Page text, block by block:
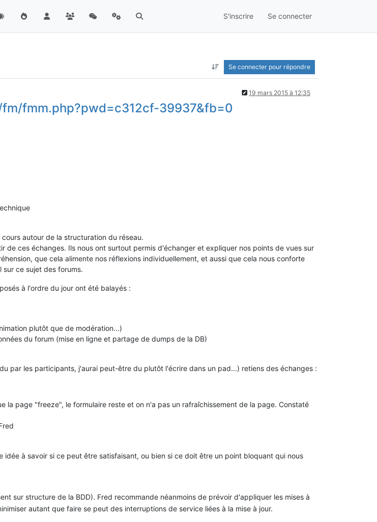
S'inscrire Se connecter
Se connecter pour répondre
19 mars 2015 à 12:35
fmm.php?pwd=c312cf-39937&fb=0
autour de la structuration du réseau.
ces échanges. Ils nous ont surtout permis d'échanger et expliquer nos points de vues sur
que cela alimente nos réflexions individuellement, et aussi que cela nous conforte
ce sujet des forums.
à l'ordre du jour ont été balayés :
plutôt que de modération...)
du forum (mise en ligne et partage de dumps de la DB)
par les participants, j'aurai peut-être du plutôt l'écrire dans un pad...) retiens des échanges :
la page "freeze", le formulaire reste et on n'a pas un rafraîchissement de la page. Constaté
à savoir si ce peut être satisfaisant, ou bien si ce doit être un point bloquant qui nous
sur structure de la BDD). Fred recommande néanmoins de prévoir d'appliquer les mises à
autant que faire se peut des interruptions de service liées à la mise à jour.